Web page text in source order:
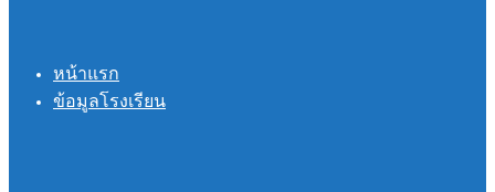
หน้าแรก
ข้อมูลโรงเรียน